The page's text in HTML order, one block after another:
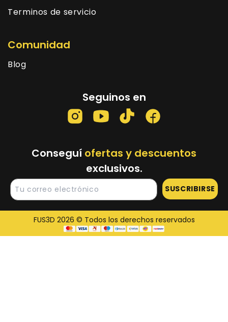
Terminos de servicio
Comunidad
Blog
Seguinos en
Conseguí ofertas y descuentos
exclusivos.
SUSCRIBIRSE
FUS3D 2026 © Todos los derechos reservados